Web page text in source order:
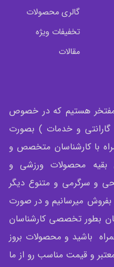
گالری محصولات
تخفیفات ویژه
مقالات
مفتخر هستیم که در خصوص
و خدمات ) بصورت
با کارشناسان متخصص و
بقیه محصولات ورزشی و
و سرگرمی و متنوع دیگر
میرسانیم و در صورت
بطور تخصصی کارشناسان
باشید و محصولات بروز
و قیمت مناسب رو از ما